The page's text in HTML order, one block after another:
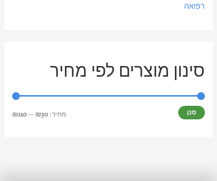
רפואה
סינון מוצרים לפי מחיר
סנן מחיר:₪30
—
₪110